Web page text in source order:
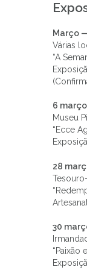
Março
Várias
“A
6
Museu
“Ecce
28
30
“Paixão